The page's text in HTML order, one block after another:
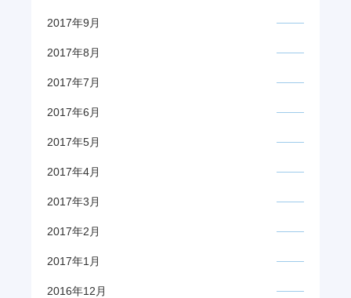
2017年9月
2017年8月
2017年7月
2017年6月
2017年5月
2017年4月
2017年3月
2017年2月
2017年1月
2016年12月